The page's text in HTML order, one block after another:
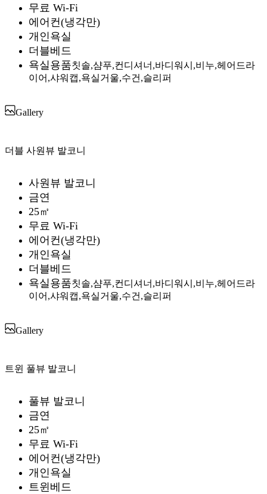
무료 Wi-Fi
에어컨(냉각만)
개인욕실
더블베드
욕실용품칫솔,샴푸,컨디셔너,바디워시,비누,헤어드라
이어,샤워캡,욕실거울,수건,슬리퍼
Gallery
더블 사원뷰 발코니
사원뷰 발코니
금연
25㎡
무료 Wi-Fi
에어컨(냉각만)
개인욕실
더블베드
욕실용품칫솔,샴푸,컨디셔너,바디워시,비누,헤어드라
이어,샤워캡,욕실거울,수건,슬리퍼
Gallery
트윈 풀뷰 발코니
풀뷰 발코니
금연
25㎡
무료 Wi-Fi
에어컨(냉각만)
개인욕실
트윈베드